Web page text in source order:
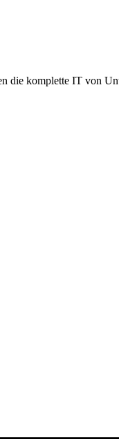
die komplette IT von